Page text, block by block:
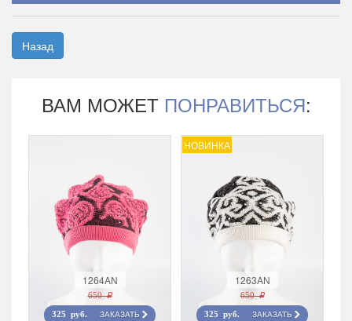
Назад
ВАМ МОЖЕТ ПОНРАВИТЬСЯ:
1264AN
650 r
325 руб. ЗАКАЗАТЬ
НОВИНКА
1263AN
650 r
325 руб. ЗАКАЗАТЬ